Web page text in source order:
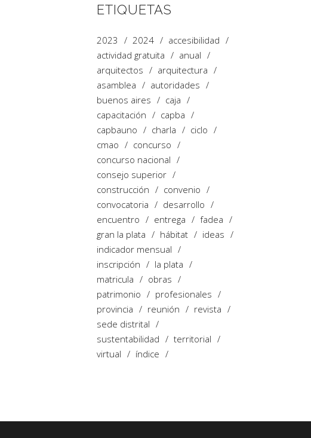
ETIQUETAS
2023 2024
accesibilidad
actividad gratuita
anual
arquitectos
arquitectura
asamblea
autoridades
buenos aires
caja
capacitación
capba
capbauno
charla
ciclo
cmao
concurso
concurso nacional
consejo superior
construcción
convenio
convocatoria
desarrollo
encuentro
entrega
fadea
gran la plata
hábitat
ideas
indicador mensual
inscripción
la plata
matricula
obras
patrimonio
profesionales
provincia
reunión
revista
sede distrital
sustentabilidad
territorial
virtual
índice